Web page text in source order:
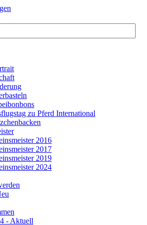
zu Pferd International
2016
2017
2019
2024
- Aktuell